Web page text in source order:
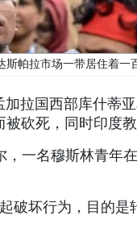
斯帕拉市场一带居住着一
加拉国西部库什蒂
砍死，同时印度
，一名穆斯林青年
破坏行为，目的